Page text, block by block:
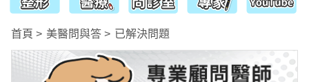
首頁 美醫問與答 已解決問題